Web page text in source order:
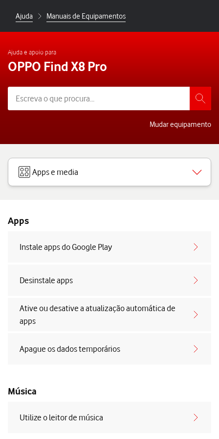
Ajuda Manuais de Equipamentos
Ajuda e apoio para
OPPO Find X8 Pro
Mudar equipamento
Apps e media
Apps
Instale apps do Google Play
Desinstale apps
Ative ou desative a atualização automática de
apps
Apague os dados temporários
Música
Utilize o leitor de música